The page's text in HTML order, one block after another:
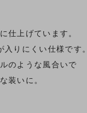
仕上げています。
りにくい仕様です。
のような風合いで
装いに。